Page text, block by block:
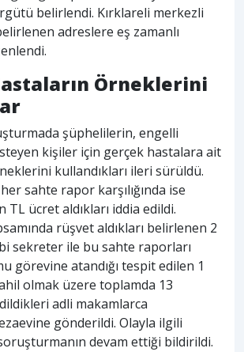
belirlendi. Kırklareli merkezli
adreslere eş zamanlı
Örneklerini
şüphelilerin, engelli
kişiler için gerçek hastalara ait
kullandıkları ileri sürüldü.
sahte rapor karşılığında ise
TL ücret aldıkları iddia edildi.
rüşvet aldıkları belirlenen 2
sekreter ile bu sahte raporları
görevine atandığı tespit edilen 1
olmak üzere toplamda 13
adli makamlarca
gönderildi. Olayla ilgili
devam ettiği bildirildi.